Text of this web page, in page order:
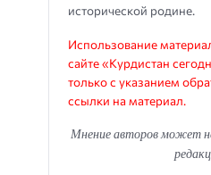
исторической родине.
Использование
сайте «Курдистан
только с указанием
ссылки на материал.
Мнение авторов может